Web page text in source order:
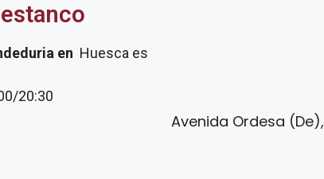
en Huesca es
20:30
Avenida Ordesa